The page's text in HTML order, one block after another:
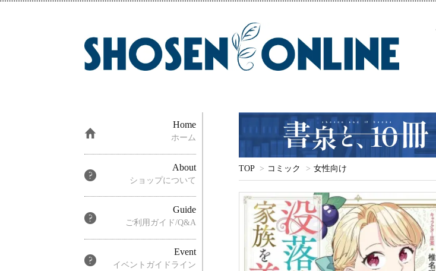
TOP > コミック > 女性向け
Home
ホーム
About
ショップについて
Guide
ご利用ガイド/Q&A
Event
イベントガイドライン